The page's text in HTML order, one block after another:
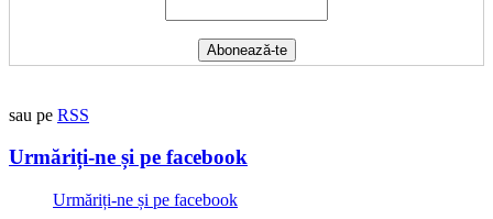
sau pe RSS
Urmăriți-ne și pe facebook
Urmăriți-ne și pe facebook